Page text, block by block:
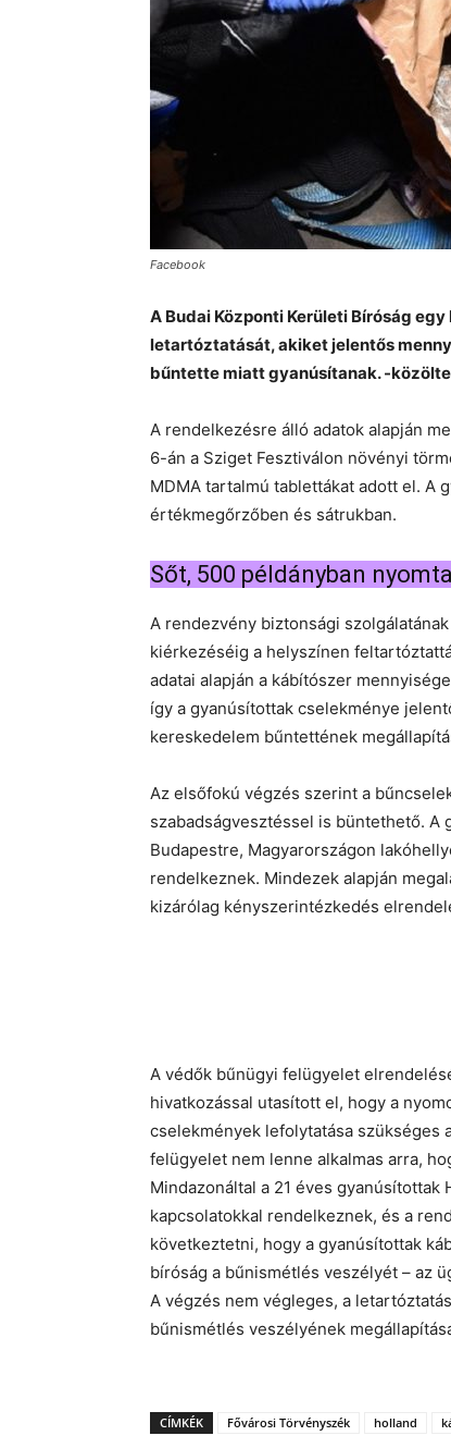
Facebook
A Budai Központi Kerületi Bíróság
letartóztatását, akiket jelentős
bűntette miatt gyanúsítanak. -
A rendelkezésre álló adatok alapján
6-án a Sziget Fesztiválon növényi
MDMA tartalmú tablettákat adott el. A
értékmegőrzőben és sátrukban.
Sőt, 500 példányban
A rendezvény biztonsági
kiérkezéséig a helyszínen
adatai alapján a kábítószer
így a gyanúsítottak cselekménye
kereskedelem bűntettének
Az elsőfokú végzés szerint a
szabadságvesztéssel is büntethető. A
Budapestre, Magyarországon
rendelkeznek. Mindezek alapján
kizárólag kényszerintézkedés
A védők bűnügyi felügyelet
hivatkozással utasított el, hogy a
cselekmények lefolytatása szükséges
felügyelet nem lenne alkalmas arra,
Mindazonáltal a 21 éves
kapcsolatokkal rendelkeznek, és a
következtetni, hogy a gyanúsítottak
bíróság a bűnismétlés veszélyét – az
A végzés nem végleges, a
bűnismétlés veszélyének
CÍMKÉK Fővárosi Törvényszék holland